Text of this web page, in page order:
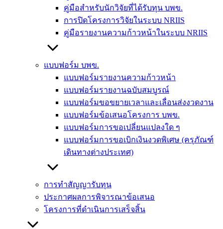
คู่มือสำหรับนักวิจัยที่ได้รับทุน บพข.
การปิดโครงการวิจัยในระบบ NRIIS
คู่มือรายงานความก้าวหน้าในระบบ NRIIS
แบบฟอร์ม บพข.
แบบฟอร์มรายงานความก้าวหน้า
แบบฟอร์มรายงานฉบับสมบูรณ์
แบบฟอร์มขอขยายเวลาและเลื่อนส่งงวดงาน
แบบฟอร์มข้อเสนอโครงการ บพข.
แบบฟอร์มการขอเปลี่ยนแปลงใด ๆ
แบบฟอร์มการขอเบิกเงินงวดพิเศษ (ครุภัณฑ์
เดินทางต่างประเทศ)
การทำสัญญารับทุน
ประกาศผลการพิจารณาข้อเสนอ
โครงการที่ดำเนินการเสร็จสิ้น